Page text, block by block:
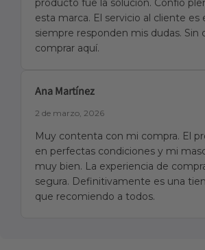
producto fue la solución. Confío
esta marca. El servicio al cliente es
siempre responden mis dudas. Sin
comprar aquí.
Ana Martínez
2 de marzo, 2026
Muy contenta con mi compra. El
en perfectas condiciones y mi
muy bien. La experiencia de
segura. Definitivamente es una
que recomiendo a todos.